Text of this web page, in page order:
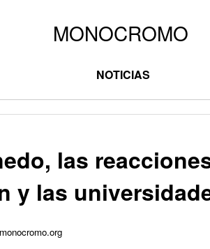
NOTICIAS
las
y las